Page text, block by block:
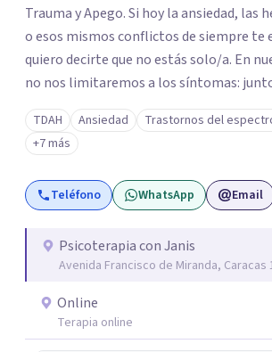
Trauma y Apego. Si hoy la ansiedad, las heridas del pasado
o esos mismos conflictos de siempre te
quiero decirte que no estás solo/a. En
no nos limitaremos a los síntomas:
qué hay detrás de tu malestar,
experiencias y vínculos han marcado tu historia.
cuesta poner límites, confiar en los
vínculos que te hacen daño. O tal vez
herramientas para comprender y
seguro para iniciar tu proceso de sanación. Si sientes
es el momento de transformar tu
TDAH Ansiedad
Trastornos del
+7 más
Teléfono WhatsApp Email
Psicoterapia con Janis
Avenida Francisco de Miranda, Caracas
Online
Terapia online